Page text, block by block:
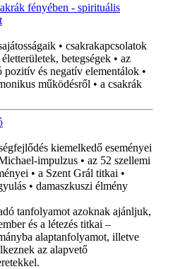
fényében - spirituális
• csakrakapcsolatok
betegségek • az
pozitív és negatív elementálok •
működésről • a csakrák
kiemelkedő eseményei
impulzus • az 52 szellemi
• a Szent Grál titkai •
• damaszkuszi élmény
tanfolyamot azoknak ajánljuk,
és a létezés titkai –
alaptanfolyamot, illetve
az alapvető